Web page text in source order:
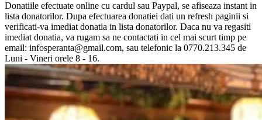
Donatiile efectuate online cu cardul sau Paypal, se afiseaza instant in
lista donatorilor. Dupa efectuarea donatiei dati un refresh paginii si
verificati-va imediat donatia in lista donatorilor. Daca nu va regasiti
imediat donatia, va rugam sa ne contactati in cel mai scurt timp pe
email: infosperanta@gmail.com, sau telefonic la 0770.213.345 de
Luni - Vineri orele 8 - 16.